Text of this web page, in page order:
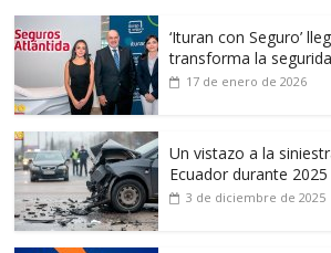
‘Ituran con Seguro’
transforma la
17 de enero de 2026
Un vistazo a la
Ecuador durante 2025
3 de diciembre de 2025